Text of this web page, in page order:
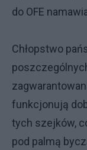
do OFE
Chłopstwo
funkcjonują
tych szejków,
pod palmą